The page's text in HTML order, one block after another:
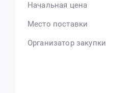
Начальная цена
Место поставки
Организатор закупки